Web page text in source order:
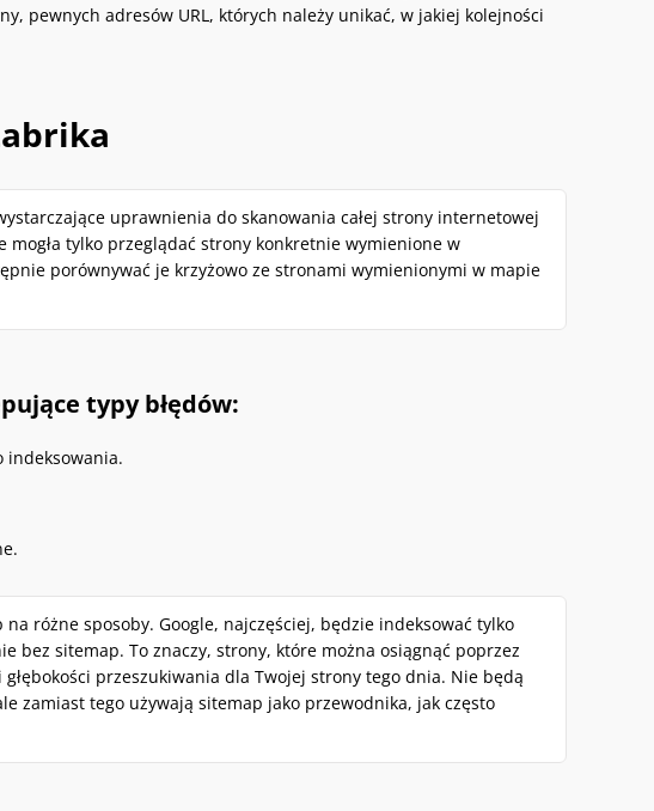
pewnych adresów URL, których należy unikać, w jakiej kolejności
uprawnienia do skanowania całej strony internetowej
tylko przeglądać strony konkretnie wymienione w
porównywać je krzyżowo ze stronami wymienionymi w mapie
typy błędów:
indeksowania.
różne sposoby. Google, najczęściej, będzie indeksować tylko
bez sitemap. To znaczy, strony, które można osiągnąć poprzez
przeszukiwania dla Twojej strony tego dnia. Nie będą
zamiast tego używają sitemap jako przewodnika, jak często